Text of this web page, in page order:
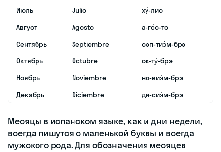
Июль
Julio
ху́-лио
Август
Agosto
а-го́с-то
Сентябрь
Septiembre
сэп-тиэ́м-брэ
Октябрь
Octubre
ок-ту́-брэ
Ноябрь
Noviembre
но-виэ́м-брэ
Декабрь
Diciembre ди-сиэ́м-брэ
Месяцы в испанском языке, как и дни недели,
всегда пишутся с маленькой буквы и всегда
мужского рода. Для обозначения месяцев